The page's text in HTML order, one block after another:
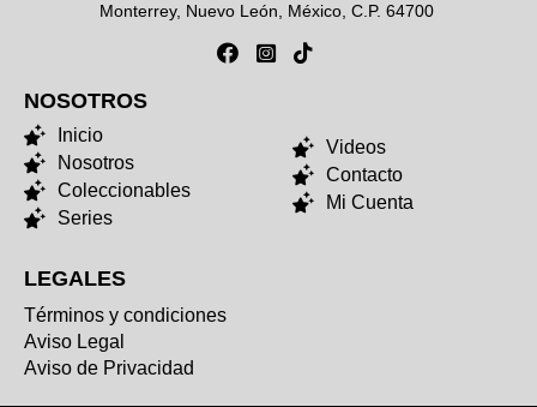
Monterrey, Nuevo León, México, C.P. 64700
NOSOTROS
Inicio
Nosotros
Coleccionables
Series
Videos
Contacto
Mi Cuenta
LEGALES
Términos y condiciones
Aviso Legal
Aviso de Privacidad